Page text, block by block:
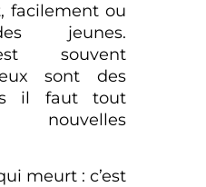
facilement ou
jeunes.
souvent
sont des
il faut tout
nouvelles
meurt : c’est